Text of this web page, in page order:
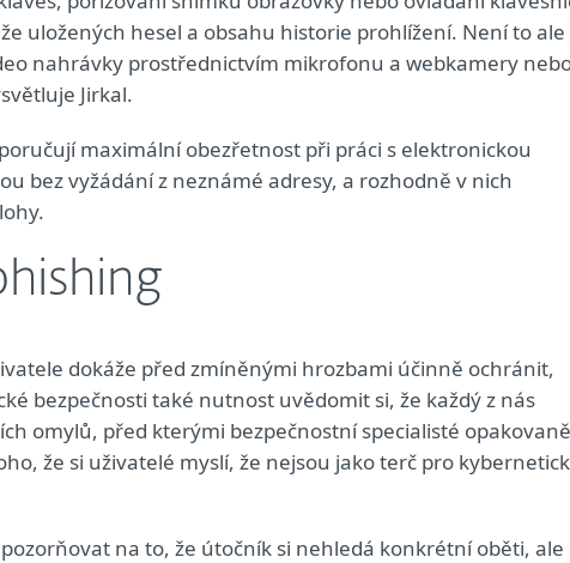
uložených hesel a obsahu historie prohlížení. Není to ale
nahrávky prostřednictvím mikrofonu a webkamery
Jirkal.
maximální obezřetnost při práci s elektronickou
bez vyžádání z neznámé adresy, a rozhodně v nich
dokáže před zmíněnými hrozbami účinně ochránit,
bezpečnosti také nutnost uvědomit si, že každý z nás
omylů, před kterými bezpečnostní specialisté opakovaně
že si uživatelé myslí, že nejsou jako terč pro
na to, že útočník si nehledá konkrétní oběti, ale